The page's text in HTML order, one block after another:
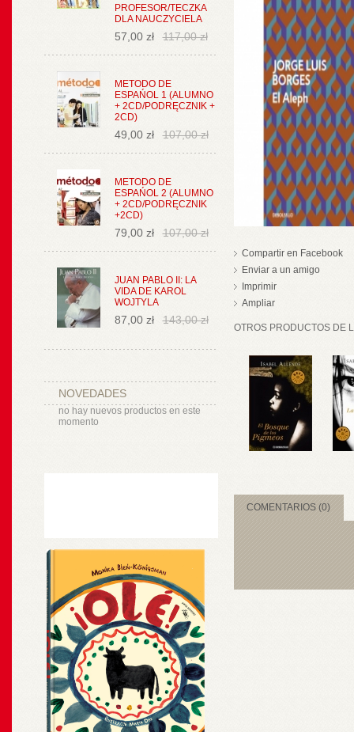
PROFESOR/TECZKA
DLA NAUCZYCIELA
57,00 zł 117,00 zł
METODO DE
ESPAŃOL 1 (ALUMNO
+ 2CD/PODRĘCZNIK +
2CD)
49,00 zł 107,00 zł
METODO DE
ESPAŃOL 2 (ALUMNO
+ 2CD/PODRĘCZNIK
+2CD)
79,00 zł 107,00 zł
JUAN PABLO II: LA
VIDA DE KAROL
WOJTYLA
87,00 zł 143,00 zł
NOVEDADES
no hay nuevos productos en este
momento
Compartir en Facebook
Enviar a un amigo
Imprimir
Ampliar
OTROS PRODUCTOS DE
COMENTARIOS (0)